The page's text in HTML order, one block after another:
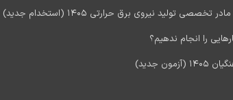
تولید نیروی برق حرارتی 1405 (استخدام جدید)
را انجام ندهیم؟
جدید)